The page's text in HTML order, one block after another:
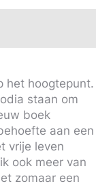
het hoogtepunt.
staan om
boek
aan een
vrije leven
ook meer van
zomaar een